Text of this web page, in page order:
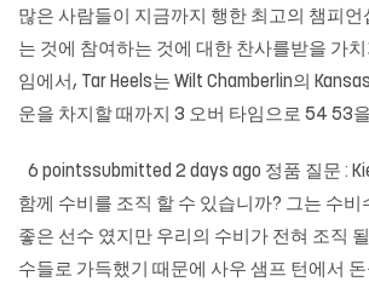
많은 사람들이 지금까지 행한 최고의 챔피언
는 것에 참여하는 것에 대한 찬사를받을 가치
임에서, Tar Heels는 Wilt Chamberlin의
운을 차지할 때까지 3 오버 타임으로 54 53
6 pointssubmitted 2 days ago 정품 질문 :
함께 수비를 조직 할 수 있습니까? 그는 수
좋은 선수 였지만 우리의 수비가 전혀 조직
수들로 가득했기 때문에 사우 샘프 턴에서